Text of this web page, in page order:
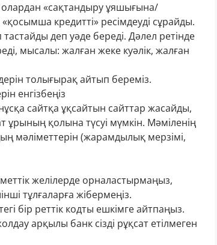
олардан «сақтандыру ұяшығына/
кредитті» ресімдеуді сұрайды.
деп уәде береді. Дәлел ретінде
мысалы: жалған жеке куәлік, жалған
толығырақ айтып береміз.
енгізбеңіз
сайтқа ұқсайтын сайттар жасайды,
ұрының қолына түсуі мүмкін. Мәміленің
мәліметтерін (жарамдылық мерзімі,
желілерде орналастырмаңыз,
тұлғаларға жібермеңіз.
бір реттік кодты ешкімге айтпаңыз.
арқылы банк сізді рұқсат етілмеген